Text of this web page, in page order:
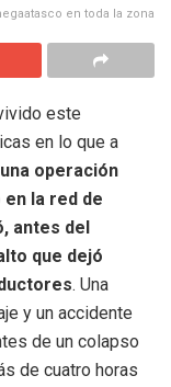
en toda la zona
este
en lo que a
operación
la red de
antes del
que dejó
. Una
y un accidente
de un colapso
de cuatro horas